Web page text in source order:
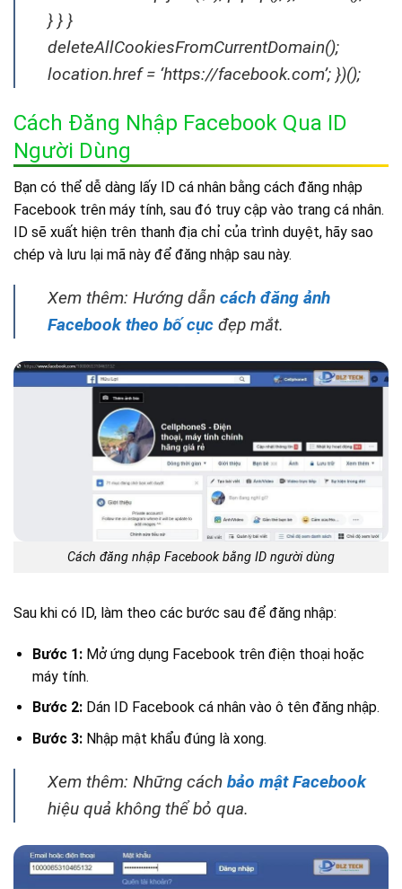
} } }
deleteAllCookiesFromCurrentDomain();
location.href = ‘https://facebook.com’; })();
Cách Đăng Nhập Facebook Qua ID
Người Dùng
Bạn có thể dễ dàng lấy ID cá nhân bằng cách đăng nhập
Facebook trên máy tính, sau đó truy cập vào trang cá nhân.
ID sẽ xuất hiện trên thanh địa chỉ của trình duyệt, hãy sao
chép và lưu lại mã này để đăng nhập sau này.
Xem thêm: Hướng dẫn cách đăng ảnh
Facebook theo bố cục đẹp mắt.
Cách đăng nhập Facebook bằng ID người dùng
Sau khi có ID, làm theo các bước sau để đăng nhập:
Bước 1:Mở ứng dụng Facebook trên điện thoại hoặc
máy tính.
Bước 2:Dán ID Facebook cá nhân vào ô tên đăng nhập.
Bước 3:Nhập mật khẩu đúng là xong.
Xem thêm: Những cách bảo mật Facebook
hiệu quả không thể bỏ qua.